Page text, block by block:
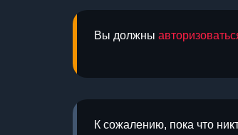
Вы должны
К сожалению, пока что